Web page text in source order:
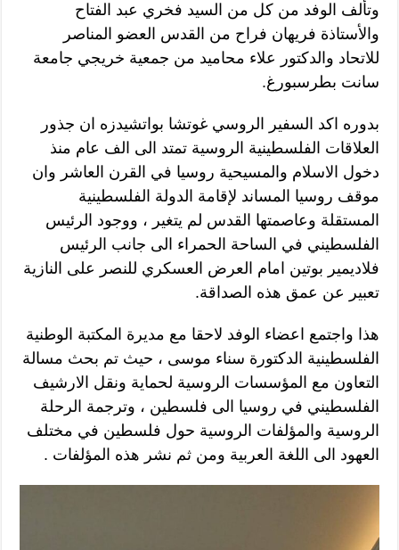
وتألف الوفد من كل من السيد فخري عبد الفتاح
والأستاذة فريهان فراح من القدس العضو المناصر
للاتحاد والدكتور علاء محاميد من جمعية خريجي جامعة
سانت بطرسبورغ.
بدوره اكد السفير الروسي غوتشا بواتشيدزه ان جذور
العلاقات الفلسطينية الروسية تمتد الى الف عام منذ
دخول الاسلام والمسيحية روسيا في القرن العاشر وان
موقف روسيا المساند لإقامة الدولة الفلسطينية
المستقلة وعاصمتها القدس لم يتغير ، ووجود الرئيس
الفلسطيني في الساحة الحمراء الى جانب الرئيس
فلاديمير بوتين امام العرض العسكري للنصر على النازية
تعبير عن عمق هذه الصداقة.
هذا واجتمع اعضاء الوفد لاحقا مع مديرة المكتبة الوطنية
الفلسطينية الدكتورة سناء موسى ، حيث تم بحث مسالة
التعاون مع المؤسسات الروسية لحماية ونقل الارشيف
الفلسطيني في روسيا الى فلسطين ، وترجمة الرحلة
الروسية والمؤلفات الروسية حول فلسطين في مختلف
العهود الى اللغة العربية ومن ثم نشر هذه المؤلفات .